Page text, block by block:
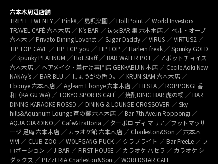
六本木周辺店舗
TRIPLE TWENTY ／ PinkX／ 島唄楽園 ／ Holl Point ／ World Investors
TRAVEL CAFÉ 六本木店 ／ K’s BAR ／ 炭火BAR 集 六本木店 ／ ベル・オーブ
六本木 ／ Privato Dining Lovenet ／ Sugar Daddy ／ VIRUS ／ VIRTUS2 ／
TIP TOP CAVE ／ TIP TOP you ／ TIP TOP ／ Harlem freak ／ Spunky GOLD
／ Spunky PLATINUM ／ Hot Staff ／ BAR WATER POT ／ アボットチョイス
六本木店 ／ ヘアメイク・着付け専門店 GEKKABIJIN 本店 ／ Cecile Aoki New
NANAy’s ／ BAR BLU ／ しょうがの香り。／ KRUN SIAM 六本木店 ／
Ebonye 六本木店 ／ Agleam Ebonye 六本木店 ／ FIESTA ／ ROPPONGI 香
和（KA GU WA) ／ TOKYO SPORTS CAFÉ ／ 焼酎DINIG BAR 虎の桜 ／ BAR
DINING KARAOKE ROSSO ／ DINING & LOUNGE CROSSOVER ／ Sky
hills&Aquarium Lounge 蒼の響 六本木店 ／ Bar 7th Ave.in Roppongi ／
AQUA GIARDINO ／ Café&Trattoria ／ ターボロ ディ マリア／フットマッサ
ージ 足庵 六本木店 ／ カラオケ館 六本木店 ／ Charleston&Son ／ 六本木
VIVI ／ CLUB ZOO ／ WOLFGANG PUCK ／ クラブライト ／ Bar FreeLe ／ プ
ロポーション ／ J-BAR ／ FIRST HOUSE ／ カラオケ パセラ ／ カラオケ シ
ダックス ／ PIZZERIA Charleston&Son ／ WORLDSTAR CAFE